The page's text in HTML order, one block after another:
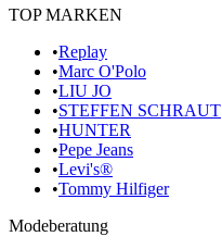
TOP MARKEN
•Replay
•Marc O'Polo
•LIU JO
•STEFFEN SCHRAUT
•HUNTER
•Pepe Jeans
•Levi's®
•Tommy Hilfiger
Modeberatung